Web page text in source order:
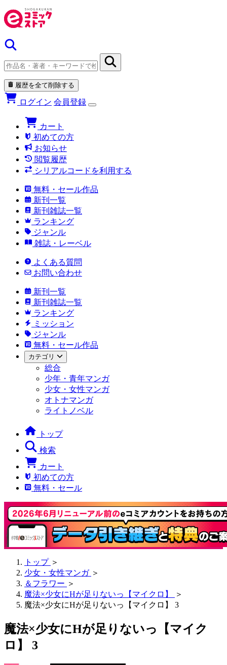
履歴を全て削除する
ログイン 会員登録
カート
初めての方
お知らせ
閲覧履歴
シリアルコードを利用する
無料・セール作品
新刊一覧
新刊雑誌一覧
ランキング
ジャンル
雑誌・レーベル
よくある質問
お問い合わせ
新刊一覧
新刊雑誌一覧
ランキング
ミッション
ジャンル
無料・セール作品
カテゴリ
総合
少年・青年マンガ
少女・女性マンガ
オトナマンガ
ライトノベル
トップ
検索
カート
初めての方
無料・セール
トップ ＞
少女・女性マンガ ＞
＆フラワー ＞
魔法×少女にHが足りないっ【マイクロ】
＞
魔法×少女にHが足りないっ【マイクロ】 3
魔法×少女にHが足りないっ【マイク
ロ】 3